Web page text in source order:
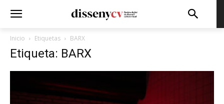
Inicio Etiquetas BARX
Etiqueta: BARX